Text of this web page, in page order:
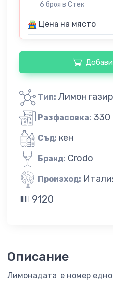
6 броя в Стек
Цена на място
Добави
Тип: Лимон
Разфасовка: 330
Съд: кен
Бранд: Crodo
Произход:
9120
Описание
Лимонадата е номер